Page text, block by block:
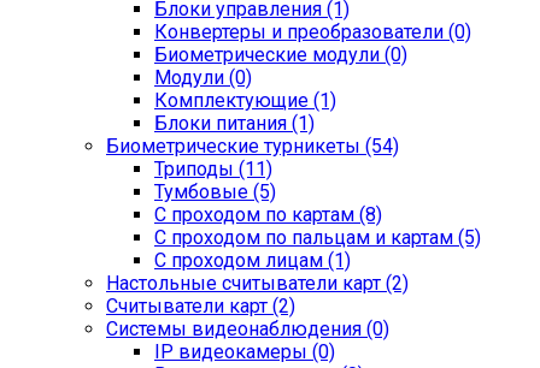
Блоки управления (1)
Конвертеры и преобразователи (0)
Биометрические модули (0)
Модули (0)
Комплектующие (1)
Блоки питания (1)
Биометрические турникеты (54)
Триподы (11)
Тумбовые (5)
С проходом по картам (8)
С проходом по пальцам и картам (5)
С проходом лицам (1)
Настольные считыватели карт (2)
Считыватели карт (2)
Системы видеонаблюдения (0)
IP видеокамеры (0)